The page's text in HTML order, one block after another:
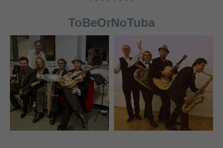
ToBeOrNoTuba